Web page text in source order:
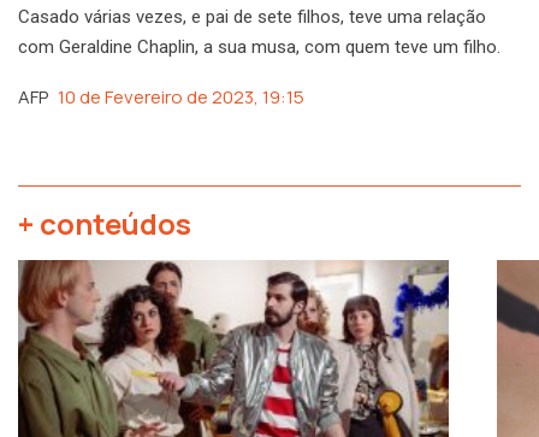
Casado várias vezes, e pai de sete filhos, teve uma relação
com Geraldine Chaplin, a sua musa, com quem teve um filho.
AFP 10 de Fevereiro de 2023, 19:15
+ conteúdos